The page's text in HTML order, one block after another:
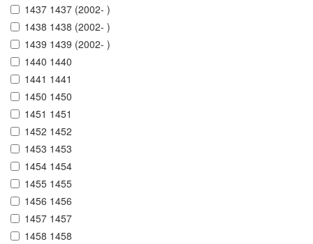
1437 1437 (2002- )
1438 1438 (2002- )
1439 1439 (2002- )
1440 1440
1441 1441
1450 1450
1451 1451
1452 1452
1453 1453
1454 1454
1455 1455
1456 1456
1457 1457
1458 1458